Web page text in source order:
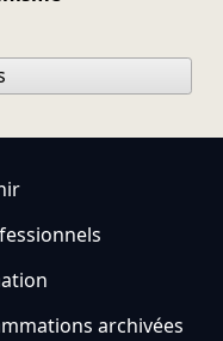
archivées